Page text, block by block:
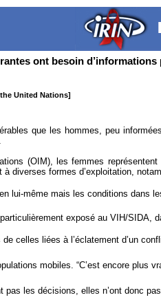
ont besoin
United Nations]
que les hommes, peu
(OIM), les femmes
diverses formes d’exploitation,
lui-même mais les conditions dans
exposé au VIH/
celles liées à l’éclatement d’un
mobiles. “C’est encore plus
les décisions, elles n’ont donc